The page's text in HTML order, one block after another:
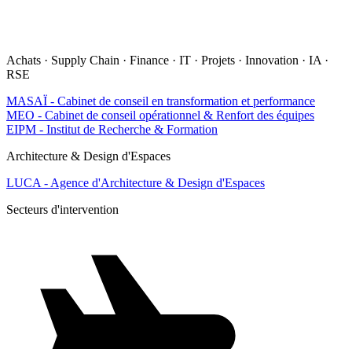
Achats · Supply Chain · Finance · IT · Projets · Innovation · IA ·
RSE
MASAÏ - Cabinet de conseil en transformation et performance
MEO - Cabinet de conseil opérationnel & Renfort des équipes
EIPM - Institut de Recherche & Formation
Architecture & Design d'Espaces
LUCA - Agence d'Architecture & Design d'Espaces
Secteurs d'intervention